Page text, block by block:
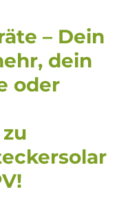
– Dein
dein
oder